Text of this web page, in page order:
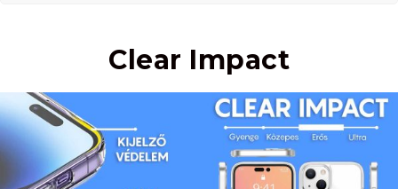
Clear Impact